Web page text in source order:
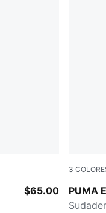
$65.00
3
PUMA
Mouse